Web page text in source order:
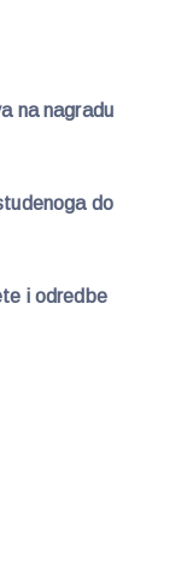
na nagradu
do
i odredbe